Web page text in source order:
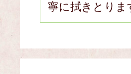
寧に拭きとりま